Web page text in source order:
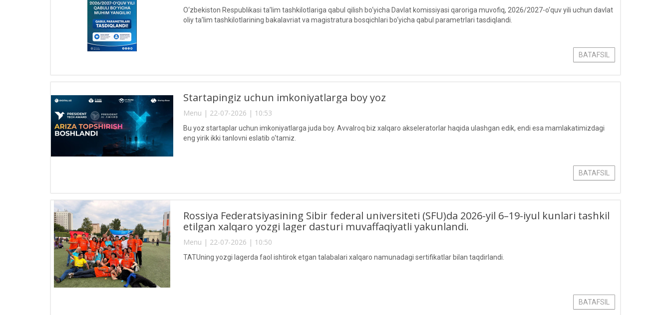
O‘zbekiston Respublikasi ta’lim tashkilotlariga qabul qilish bo‘yicha Davlat komissiyasi qaroriga muvofiq, 2026/2027-o‘quv yili uchun davlat
oliy ta’lim tashkilotlarining bakalavriat va magistratura bosqichlari bo‘yicha qabul parametrlari tasdiqlandi.
BATAFSIL
Startapingiz uchun imkoniyatlarga boy yoz
Menu | 22-07-2026 | 10:53
Bu yoz startaplar uchun imkoniyatlarga juda boy. Avvalroq biz xalqaro akseleratorlar haqida ulashgan edik, endi esa mamlakatimizdagi
eng yirik ikki tanlovni eslatib o‘tamiz.
BATAFSIL
Rossiya Federatsiyasining Sibir federal universiteti (SFU)da 2026-yil 6–19-iyul kunlari tashkil
etilgan xalqaro yozgi lager dasturi muvaffaqiyatli yakunlandi.
Menu | 22-07-2026 | 10:50
TATUning yozgi lagerda faol ishtirok etgan talabalari xalqaro namunadagi sertifikatlar bilan taqdirlandi.
BATAFSIL